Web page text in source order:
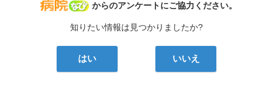
病院なび
からのアンケートにご協力ください。
知りたい情報は見つかりましたか?
はい いいえ